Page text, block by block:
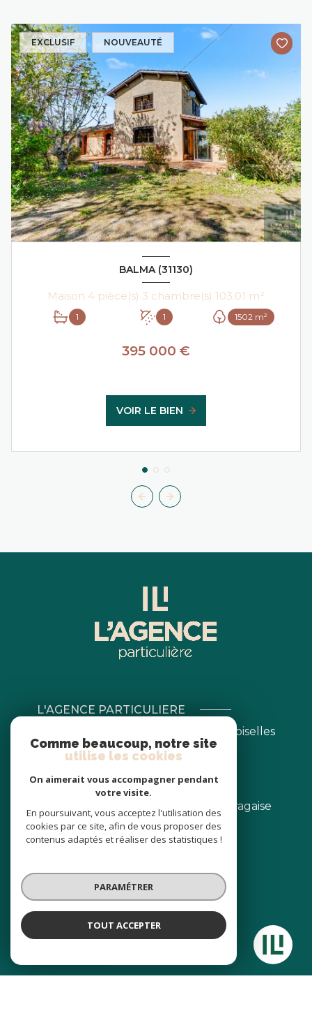
L'AGENCE PARTICULIERE
EXCLUSIF NOUVEAUTÉ
BALMA (31130)
Maison 4 pièce(s) 3 chambre(s) 103.01 m²
1 1 1502 m²
395 000 €
VOIR LE BIEN
L'AGENCE PARTICULIERE
Toulouse BUSCA = 16 allée des demoiselles
31400 Toulouse
31320 Castanet Tolosan
Labège = 410 Rte de Baziege la Lauragaise
31670 Labège
09 83 86 69 76
NOS RÉSEAUX
Comme beaucoup, notre site
utilise les cookies
On aimerait vous accompagner pendant
votre visite.
En poursuivant, vous acceptez l'utilisation des
cookies par ce site, afin de vous proposer des
contenus adaptés et réaliser des statistiques !
PARAMÉTRER
TOUT ACCEPTER